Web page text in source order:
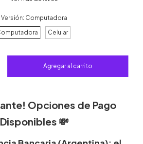
Versión: Computadora
Celular
Opciones de Pago
Disponibles 💸